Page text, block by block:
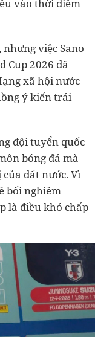
vào thời điểm
việc Sano
Cup 2026 đã
xã hội nước
ý kiến trái
đội tuyển quốc
bóng đá mà
đất nước. Vì
bối nghiêm
là điều khó chấp